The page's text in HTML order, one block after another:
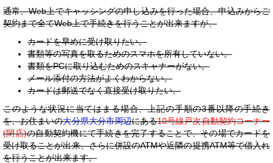
通常、Web上でキャッシングの申し込みを行った場合、申込みからご
契約まで全てWeb上で手続きを行うことが出来ますが、
カードを早めに受け取りたい。
書類等の写真を取るためのスマホを所有していない。
書類をPCに取り込むためのスキャナーがない。
メール添付の方法がよくわからない。
カードは郵送でなく直接受け取りたい。
このような状況に当てはまる場合、上記の手順の3番以降の手続き
を、お住まいの大分県大分市周辺にある10号線戸次自動契約コーナー
(閉店)の自動契約機にて手続きを完了することで、その場でカードを
受け取ることが出来、さらに併設のATMや近隣の提携ATM等で借入れ
を行うことが出来ます。